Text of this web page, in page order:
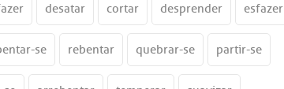
desatar cortar desprender esfazer
se rebentar quebrar-se partir-se